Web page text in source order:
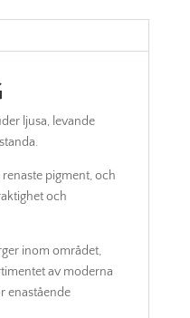
ljusa, levande
pigment, och
och
inom området,
av moderna
enastående